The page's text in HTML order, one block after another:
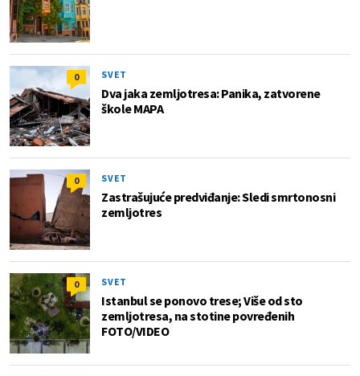
0 SVET
Dva jaka zemljotresa: Panika, zatvorene
škole MAPA
0 SVET
Zastrašujuće predviđanje: Sledi smrtonosni
zemljotres
0 SVET
Istanbul se ponovo trese; Više od sto
zemljotresa, na stotine povređenih
FOTO/VIDEO